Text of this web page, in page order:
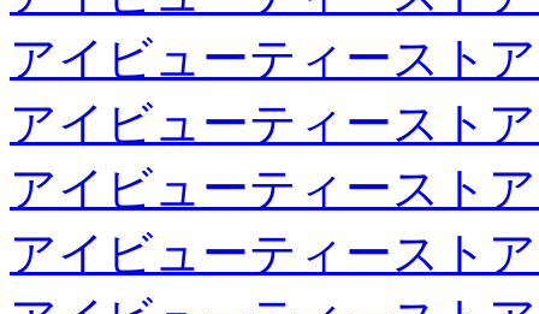
アイビューティースト
アイビューティースト
アイビューティースト
アイビューティースト